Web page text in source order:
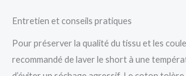
Entretien et conseils pratiques
Pour préserver la qualité du tissu et les
recommandé de laver le short à une